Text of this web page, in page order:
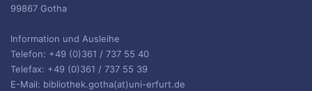
99867 Gotha
Information und Ausleihe
Telefon: +49 (0)361 / 737 55 40
Telefax: +49 (0)361 / 737 55 39
E-Mail: bibliothek.gotha(at)uni-erfurt.de